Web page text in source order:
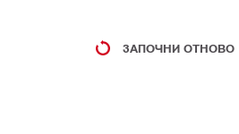
ЗАПОЧНИ ОТНОВО